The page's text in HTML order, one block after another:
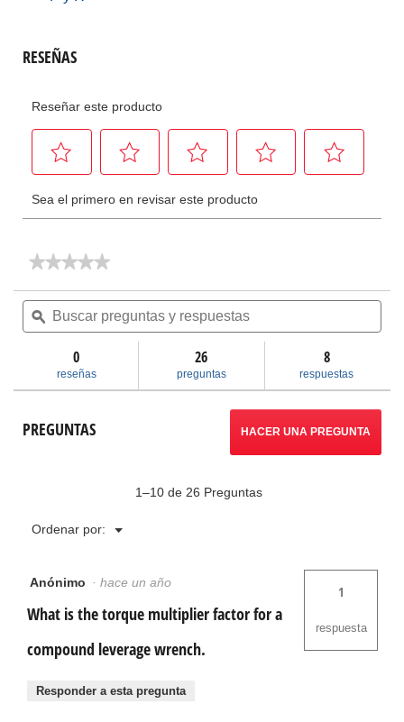
★★★★★
★★★★★
hay
de
de
palanca
compuesta
Buscar
preguntas
y
respuestas
ϙ
0
reseñas
26
preguntas
8
respuestas
PREGUNTAS HACER UNA PREGUNTA
1–10 de 26 Preguntas
Ordenar por: ▼
Menú
Anónimo · hace un año
What is the torque multiplier factor for a
compound leverage wrench.
1
respuesta
Responder a esta pregunta